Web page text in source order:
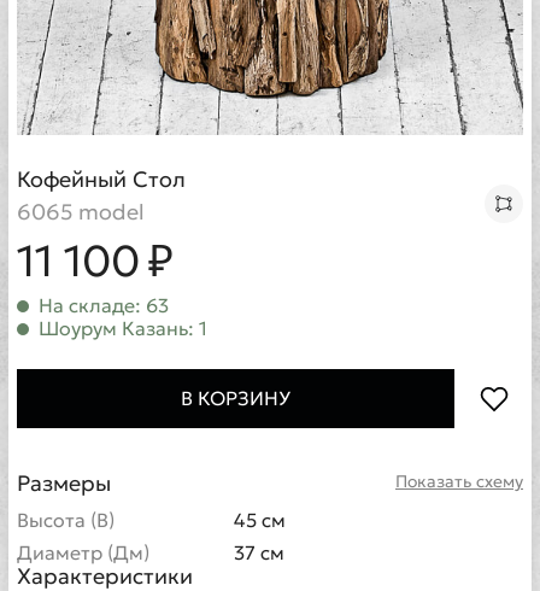
Кофейный Стол
6065 model
11 100 ₽
На складе: 63
Шоурум Казань: 1
В КОРЗИНУ
Показать схему
Размеры
Высота (В)
45 см
Диаметр (Дм)
37 см
Характеристики